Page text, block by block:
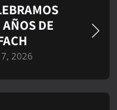
DE
2026